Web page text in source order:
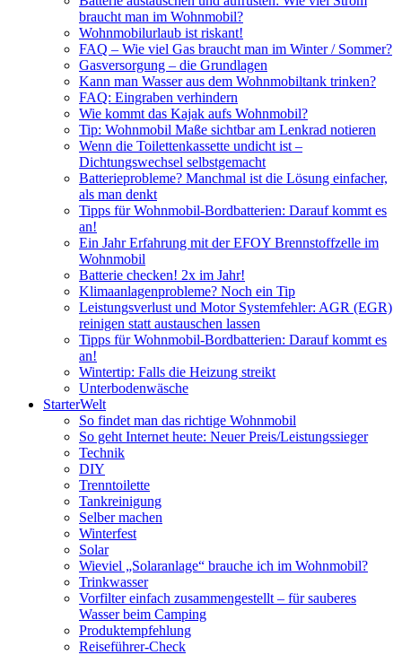
braucht man im Wohnmobil?
Wohnmobilurlaub ist riskant!
FAQ – Wie viel Gas braucht man im Winter / Sommer?
Gasversorgung – die Grundlagen
Kann man Wasser aus dem Wohnmobiltank trinken?
FAQ: Eingraben verhindern
Wie kommt das Kajak aufs Wohnmobil?
Tip: Wohnmobil Maße sichtbar am Lenkrad notieren
Wenn die Toilettenkassette undicht ist –
Dichtungswechsel selbstgemacht
Batterieprobleme? Manchmal ist die Lösung einfacher,
als man denkt
Tipps für Wohnmobil-Bordbatterien: Darauf kommt es
an!
Ein Jahr Erfahrung mit der EFOY Brennstoffzelle im
Wohnmobil
Batterie checken! 2x im Jahr!
Klimaanlagenprobleme? Noch ein Tip
Leistungsverlust und Motor Systemfehler: AGR (EGR)
reinigen statt austauschen lassen
Tipps für Wohnmobil-Bordbatterien: Darauf kommt es
an!
Wintertip: Falls die Heizung streikt
Unterbodenwäsche
StarterWelt
So findet man das richtige Wohnmobil
So geht Internet heute: Neuer Preis/Leistungssieger
Technik
DIY
Trenntoilette
Tankreinigung
Selber machen
Winterfest
Solar
Wieviel „Solaranlage“ brauche ich im Wohnmobil?
Trinkwasser
Vorfilter einfach zusammengestellt – für sauberes
Wasser beim Camping
Produktempfehlung
Reiseführer-Check